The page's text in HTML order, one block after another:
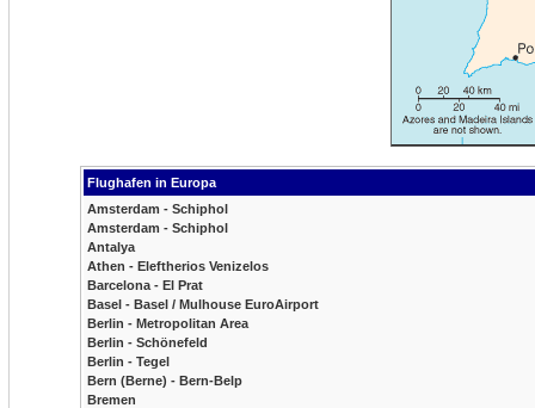
Flughafen in Europa
Amsterdam - Schiphol
Amsterdam - Schiphol
Antalya
Athen - Eleftherios Venizelos
Barcelona - El Prat
Basel - Basel / Mulhouse EuroAirport
Berlin - Metropolitan Area
Berlin - Schönefeld
Berlin - Tegel
Bern (Berne) - Bern-Belp
Bremen